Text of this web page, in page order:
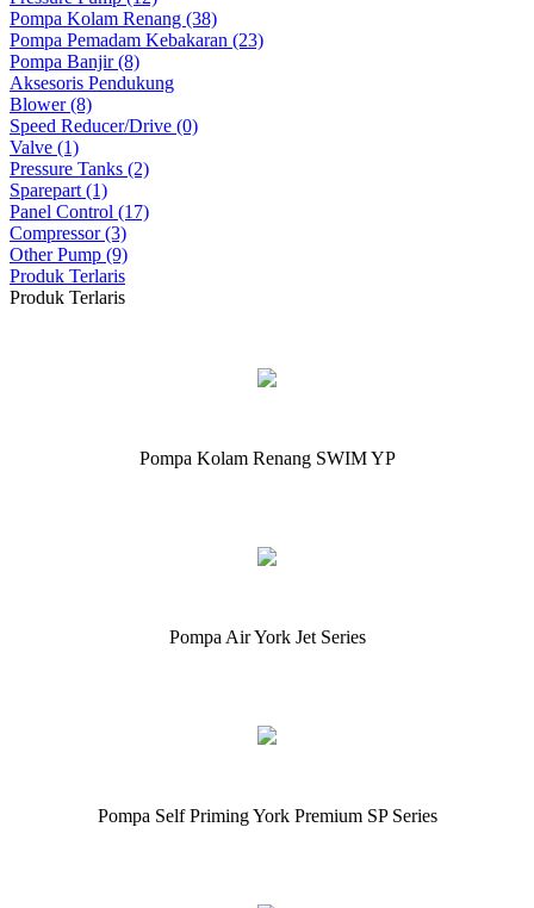
Pompa Kolam Renang (38)
Pompa Pemadam Kebakaran (23)
Pompa Banjir (8)
Aksesoris Pendukung
Blower (8)
Speed Reducer/Drive (0)
Valve (1)
Pressure Tanks (2)
Sparepart (1)
Panel Control (17)
Compressor (3)
Other Pump (9)
Produk Terlaris
Produk Terlaris
Pompa Kolam Renang SWIM YP
Pompa Air York Jet Series
Pompa Self Priming York Premium SP Series